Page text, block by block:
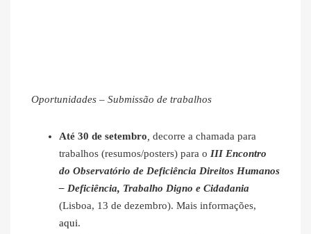
Oportunidades – Submissão de trabalhos
Até 30 de setembro, decorre a chamada para
trabalhos (resumos/posters) para o III Encontro
do Observatório de Deficiência Direitos Humanos
– Deficiência, Trabalho Digno e Cidadania
(Lisboa, 13 de dezembro). Mais informações,
aqui.